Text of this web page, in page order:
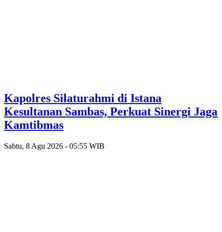
‎Kapolres Silaturahmi di Istana
Kesultanan Sambas, Perkuat Sinergi Jaga
Kamtibmas
Sabtu, 8 Agu 2026 - 05:55 WIB